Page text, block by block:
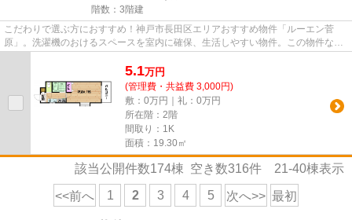
階数：3階建
こだわりで選ぶ方におすすめ！神戸市長田区エリアおすすめ物件「ルーエン菅
原」。洗濯機のおけるスペースを室内に確保、生活しやすい物件。この物件なら
5.1万円
(管理費・共益費 3,000円)
敷：0万円｜礼：0万円
所在階：2階
間取り：1K
面積：19.30㎡
該当公開件数174棟 空き数316件 21-40棟表示
<<前へ 1 2 3 4 5 次へ>> 最初